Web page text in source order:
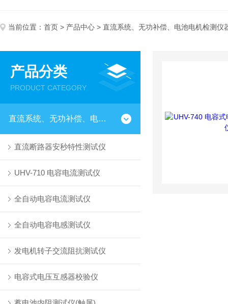
当前位置： 首页 > 产品中心 > 直流系统、无功补偿、电池电机检测仪
产品分类
PRODUCT CATEGORY
直流系统、无功补偿、电池电机检测仪器
直流断路器安秒特性测试仪
UHV-710 电容电流测试仪
全自动电容电流测试仪
全自动电容电感测试仪
发电机转子交流阻抗测试仪
电容式电压互感器校验仪